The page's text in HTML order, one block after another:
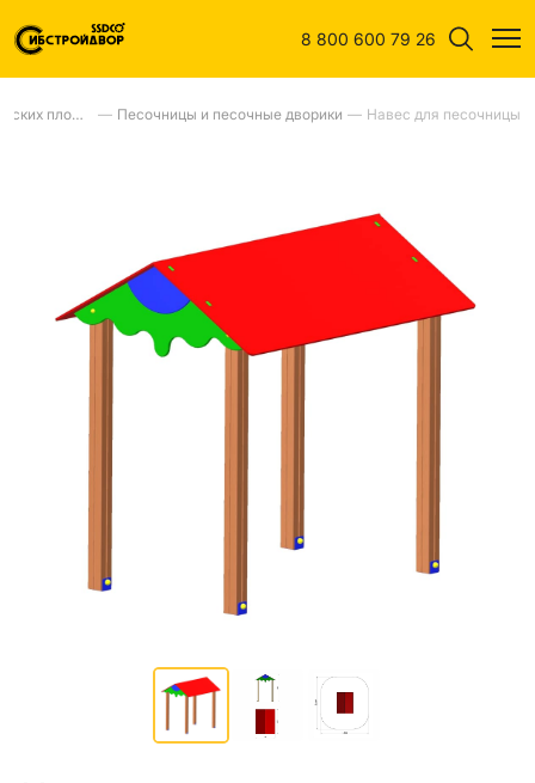
8 800 600 79 26
Оборудование для детских площадок — Песочницы и песочные дворики — Навес для песочницы